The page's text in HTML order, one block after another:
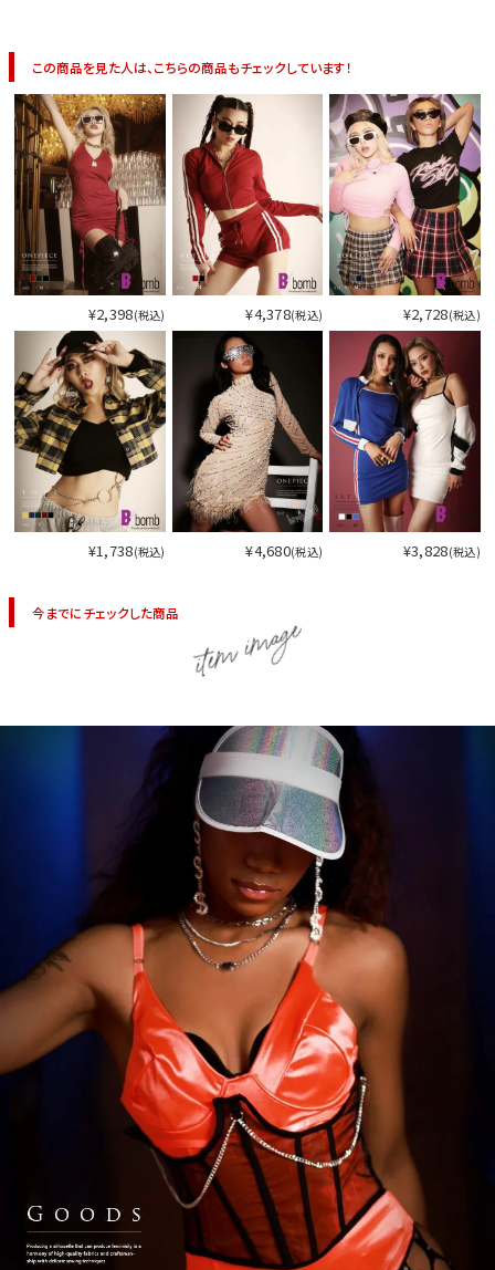
今活
この商品を見た人は、こちらの商品もチェックしています！
¥2,398(税込) ¥4,378(税込) ¥2,728(税込)
¥1,738(税込) ¥4,680(税込) ¥3,828(税込)
今までにチェックした商品 item image